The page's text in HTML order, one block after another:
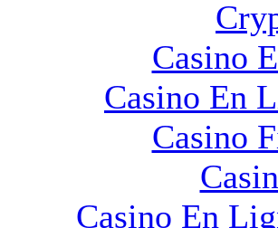
Casino
Casino En
Casino
Casino En